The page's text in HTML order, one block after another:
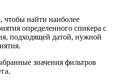
чтобы найти наиболее
определенного спикера с
подходящей датой, нужной
значения фильтров